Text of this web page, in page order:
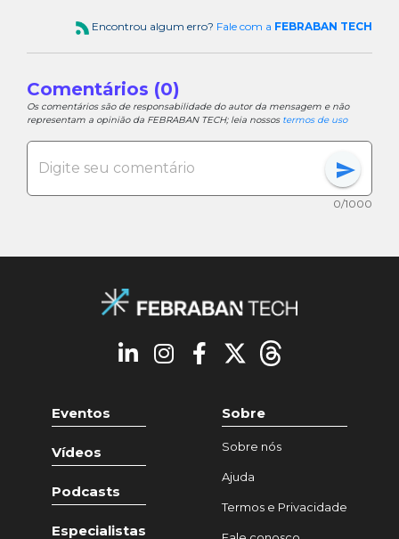
Encontrou algum erro? Fale com a FEBRABAN TECH
Comentários (0)
Os comentários são de responsabilidade do autor da mensagem e não
representam a opinião da FEBRABAN TECH; leia nossos termos de uso
send
0/1000
Eventos
Vídeos
Podcasts
Especialistas
Sobre
Sobre nós
Ajuda
Termos e Privacidade